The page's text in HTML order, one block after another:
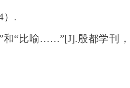
）.
“比喻……”[J].殷都学刊，